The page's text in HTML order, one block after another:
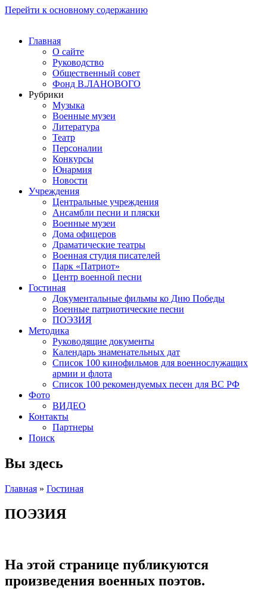
Перейти к основному содержанию
Главная
О сайте
Руководство
Общественный совет
Фонд В.ЛАНОВОГО
Рубрики
Музыка
Военные музеи
Литература
Театр
Персоналии
Конкурсы
Юнармия
Новости
Учреждения
Центральные учреждения
Ансамбли песни и пляски
Военные музеи
Дома офицеров
Драматические театры
Военная студия писателей
Парк «Патриот»
Центр военной песни
Гостиная
Документальные фильмы ко Дню Победы
Военные патриотические песни
ПОЭЗИЯ
Методика
Руководящие документы
Календарь знаменательных дат
Список 100 кинофильмов для военнослужащих
армии и флота
Список 100 рекомендуемых песен для ВС РФ
Фото
ВИДЕО
Контакты
Партнеры
Поиск
Вы здесь
Главная » Гостиная
ПОЭЗИЯ
На этой странице публикуются
произведения военных поэтов.